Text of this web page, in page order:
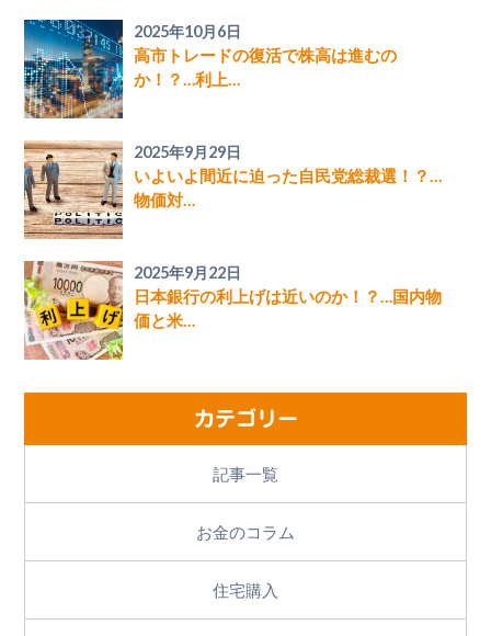
2025年10月6日
高市トレードの復活で株高は進むの
か！？…利上…
2025年9月29日
いよいよ間近に迫った自民党総裁選！？…
物価対…
2025年9月22日
日本銀行の利上げは近いのか！？…国内物
価と米…
カテゴリー
記事一覧
お金のコラム
住宅購入